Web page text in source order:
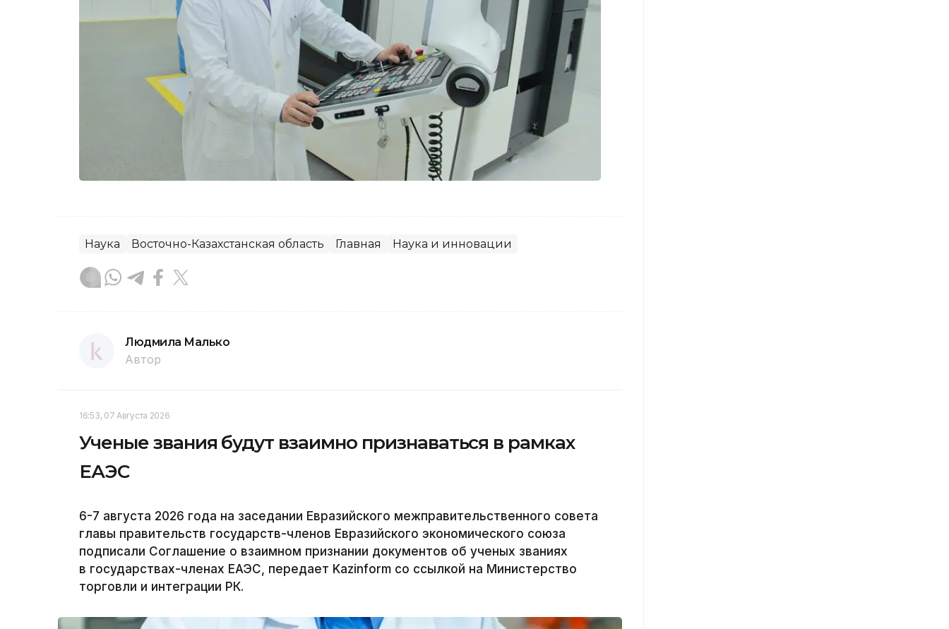
Наука Восточно-Казахстанская область Главная Наука и инновации
Людмила Малько
Автор
16:53, 07 Августа 2026
Ученые звания будут взаимно признаваться в рамках
ЕАЭС
6-7 августа 2026 года на заседании Евразийского межправительственного совета
главы правительств государств-членов Евразийского экономического союза
подписали Соглашение о взаимном признании документов об ученых званиях
в государствах-членах ЕАЭС, передает Kazinform со ссылкой на Министерство
торговли и интеграции РК.